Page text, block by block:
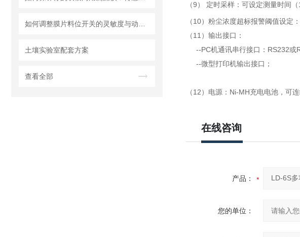
土壤实验室配套方案
查看全部
（9） 定时采样：可设定测量时
（10）粉尘浓度超标报警阈值设定
（11）输出接口：
--PC机通讯串行接口：RS232或
--微型打印机输出接口；
（12）电源：Ni-MH充电电池，可
在线咨询
产品：
您的单位：